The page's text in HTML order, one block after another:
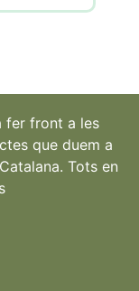
fer front a les
que duem a
Tots en